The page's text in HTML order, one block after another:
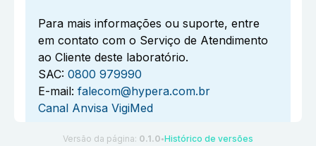
Para mais informações ou suporte, entre
em contato com o Serviço de Atendimento
ao Cliente deste laboratório.
SAC: 0800 979990
E-mail: falecom@hypera.com.br
Canal Anvisa VigiMed
Versão da página: 0.1.0 ●Histórico de versões